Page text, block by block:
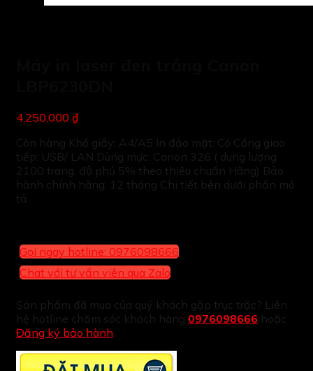
4,250,000 ₫
Còn hàng Khổ giấy: A4/A5 In đảo mặt: Có Cổng giao
tiếp: USB/ LAN Dùng mực: Canon 326 ( dung lượng
2100 trang, độ phủ 5% theo thiêu chuẩn Hãng) Bảo
hành chính hãng: 12 tháng Chi tiết bên dưới phần mô
tả
Gọi ngay hotline: 0976098666
Chat với tư vấn viên qua Zalo
Sản phẩm đã mua của quý khách gặp trục trặc? Liên
hệ hotline chăm sóc khách hàng 0976098666 hoặc
Đăng ký bảo hành